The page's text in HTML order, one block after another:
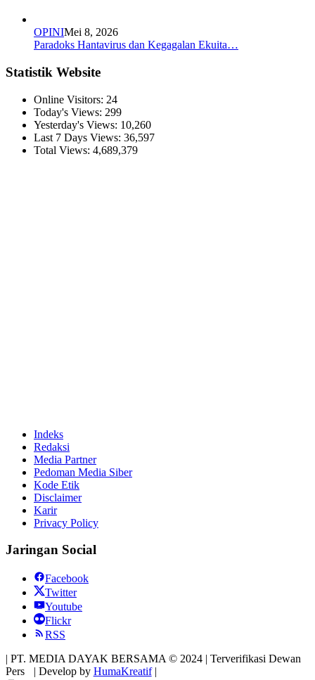
OPINIMei 8, 2026
Paradoks Hantavirus dan Kegagalan Ekuita…
Statistik Website
Online Visitors: 24
Today's Views: 299
Yesterday's Views: 10,260
Last 7 Days Views: 36,597
Total Views: 4,689,379
Indeks
Redaksi
Media Partner
Pedoman Media Siber
Kode Etik
Disclaimer
Karir
Privacy Policy
Jaringan Social
Facebook
Twitter
Youtube
Flickr
RSS
| PT. MEDIA DAYAK BERSAMA © 2024 | Terverifikasi Dewan
Pers
| Develop by HumaKreatif|